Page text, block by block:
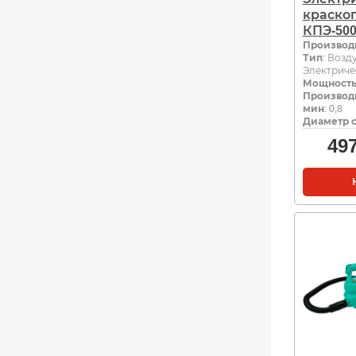
КПЭ-500
Тип:
мин: 0,8
Диаметр